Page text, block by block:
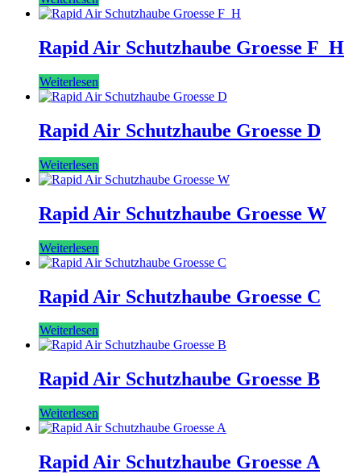
Rapid Air Schutzhaube Groesse F_H
Weiterlesen
Rapid Air Schutzhaube Groesse D
Weiterlesen
Rapid Air Schutzhaube Groesse W
Weiterlesen
Rapid Air Schutzhaube Groesse C
Weiterlesen
Rapid Air Schutzhaube Groesse B
Weiterlesen
Rapid Air Schutzhaube Groesse A